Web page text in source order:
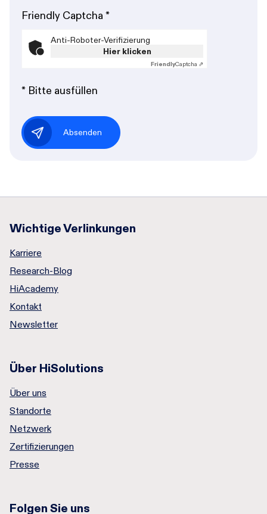
Friendly Captcha *
Anti-Roboter-Verifizierung
Hier klicken
FriendlyCaptcha ⇗
* Bitte ausfüllen
Absenden
Wichtige Verlinkungen
Karriere
Research-Blog
HiAcademy
Kontakt
Newsletter
Über HiSolutions
Über uns
Standorte
Netzwerk
Zertifizierungen
Presse
Folgen Sie uns